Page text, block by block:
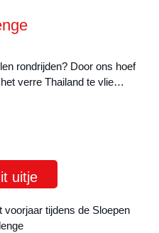
rondrijden? Door ons hoef
verre Thailand te vlie…
uitje